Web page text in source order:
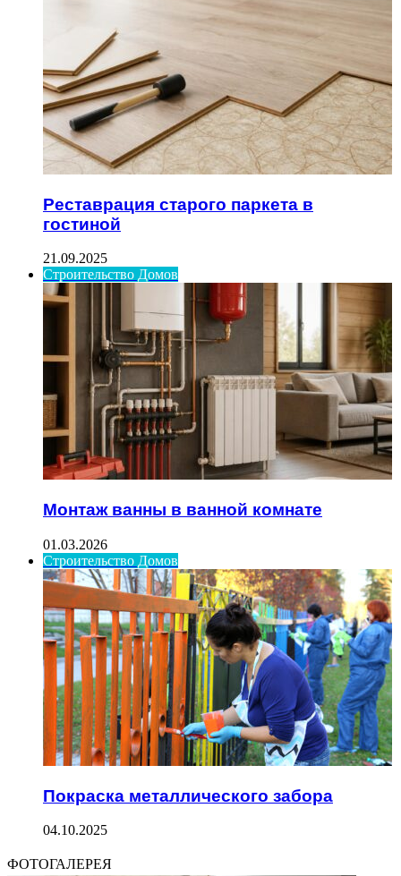
Реставрация старого паркета в
гостиной
21.09.2025
Строительство Домов
Монтаж ванны в ванной комнате
01.03.2026
Строительство Домов
Покраска металлического забора
04.10.2025
ФОТОГАЛЕРЕЯ